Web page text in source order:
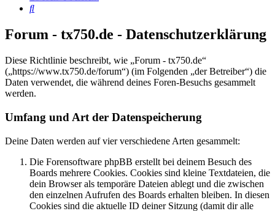
Suche
Forum - tx750.de - Datenschutzerklärung
Diese Richtlinie beschreibt, wie „Forum - tx750.de“
(„https://www.tx750.de/forum“) (im Folgenden „der Betreiber“) die
Daten verwendet, die während deines Foren-Besuchs gesammelt
werden.
Umfang und Art der Datenspeicherung
Deine Daten werden auf vier verschiedene Arten gesammelt:
Die Forensoftware phpBB erstellt bei deinem Besuch des
Boards mehrere Cookies. Cookies sind kleine Textdateien, die
dein Browser als temporäre Dateien ablegt und die zwischen
den einzelnen Aufrufen des Boards erhalten bleiben. In diesen
Cookies sind die aktuelle ID deiner Sitzung (damit dir alle